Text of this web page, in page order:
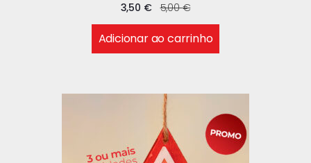
5,00€
3,50 €
Adicionar ao carrinho